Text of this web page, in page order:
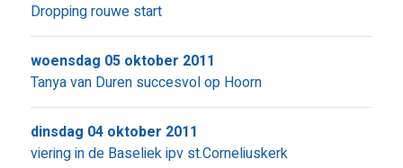
Dropping rouwe start
Tanya van Duren succesvol op Hoorn
woensdag 05 oktober 2011
viering in de Baseliek ipv st.Corneliuskerk
dinsdag 04 oktober 2011